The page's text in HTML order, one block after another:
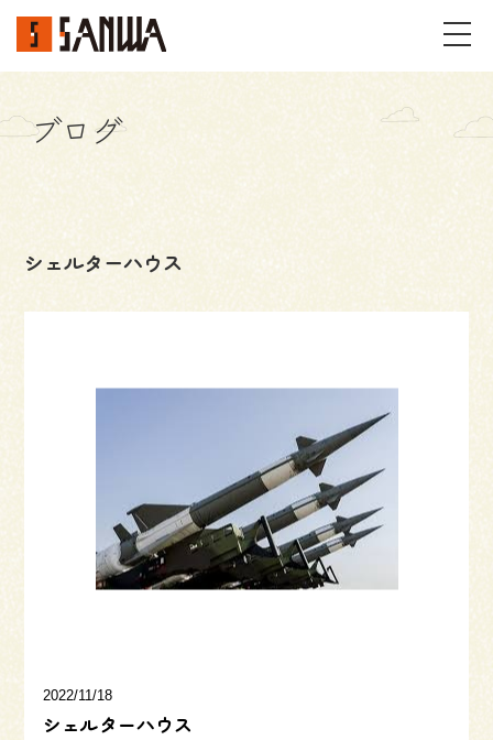
イベント・見学会
不動産情報
事例
お客様の声
三和建設の強み
リフォーム
会社概要
ブログ
シェルターハウス
2022/11/18
シェルターハウス